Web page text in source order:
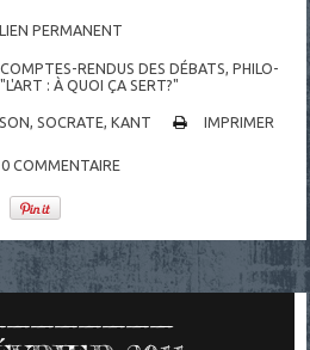
LIEN PERMANENT
COMPTES-RENDUS DES DÉBATS, PHILO-
: À QUOI ÇA SERT?"
SOCRATE KANT IMPRIMER
0 COMMENTAIRE